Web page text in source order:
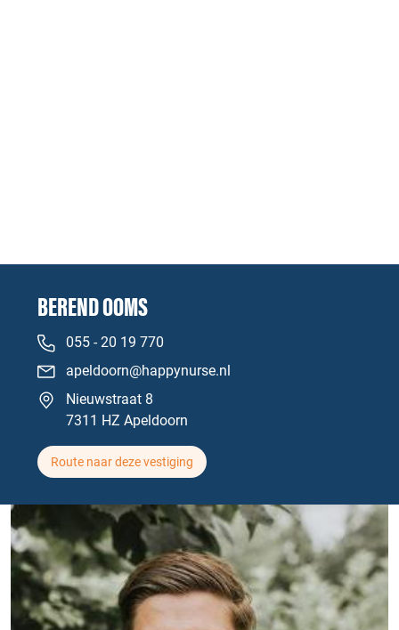
BEREND OOMS
055 - 20 19 770
apeldoorn@happynurse.nl
Nieuwstraat 8
7311 HZ Apeldoorn
Route naar deze vestiging